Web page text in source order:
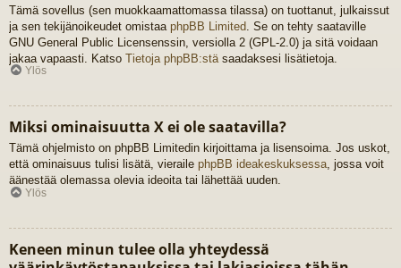
Tämä sovellus (sen muokkaamattomassa tilassa) on tuottanut, julkaissut
ja sen tekijänoikeudet omistaa phpBB Limited . Se on tehty saataville
GNU General Public Licensenssin, versiolla 2 (GPL-2.0) ja sitä voidaan
jakaa vapaasti. Katso Tietoja phpBB:stä saadaksesi lisätietoja.
Ylös
Miksi ominaisuutta X ei ole saatavilla?
Tämä ohjelmisto on phpBB Limitedin kirjoittama ja lisensoima. Jos uskot,
että ominaisuus tulisi lisätä, vieraile phpBB ideakeskuksessa, jossa voit
äänestää olemassa olevia ideoita tai lähettää uuden.
Ylös
Keneen minun tulee olla yhteydessä